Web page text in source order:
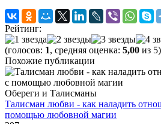
Рейтинг:
(голосов: 1, средняя оценка: 5,00 из 5)
Похожие публикации
Обереги и Талисманы
Талисман любви - как наладить
помощью любовной магии